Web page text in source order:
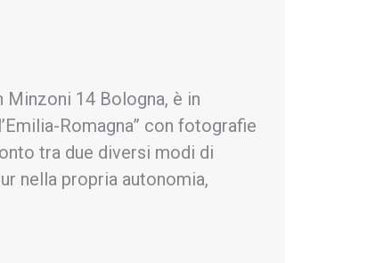
Minzoni 14 Bologna, è in
Romagna” con fotografie
tra due diversi modi di
nella propria autonomia,